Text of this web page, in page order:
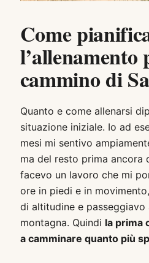
Come
l’allenamento
cammino di
Quanto e come allenarsi
situazione iniziale. Io ad
mesi mi sentivo
ma del resto prima ancora
facevo un lavoro che mi
ore in piedi e in
di altitudine e passeggiavo
montagna. Quindi la prima
a camminare quanto più